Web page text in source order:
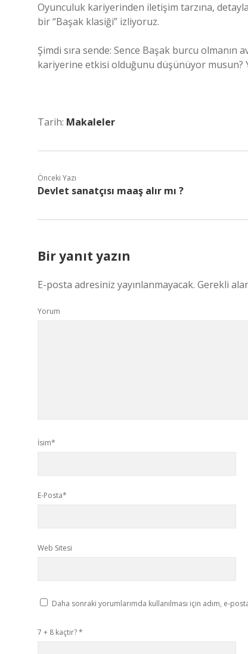
Oyunculuk kariyerinden iletişim tarzına,
bir “Başak klasiği” izliyoruz.
Şimdi sıra sende: Sence Başak burcu
kariyerine etkisi olduğunu düşünüyor musun?
Tarih: Makaleler
Önceki Yazı
Devlet sanatçısı maaş alır mı ?
Bir yanıt yazın
E-posta adresiniz yayınlanmayacak. Gerekli
Yorum
İsim*
E-Posta*
Web Sitesi
Daha sonraki yorumlarımda kullanılması için adım, e-
7 + 8 kaçtır?*